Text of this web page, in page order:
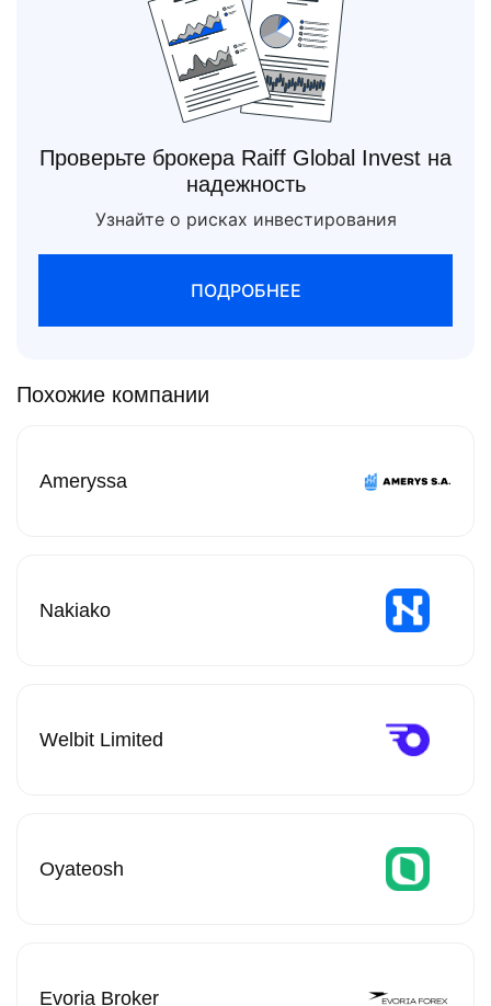
Проверьте брокера Raiff Global Invest на
надежность
Узнайте о рисках инвестирования
ПОДРОБНЕЕ
Похожие компании
Ameryssa
Nakiako
Welbit Limited
Oyateosh
Evoria Broker